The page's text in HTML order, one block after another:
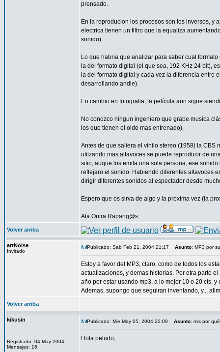
prensado.
En la reproducion los procesos son los inversos, y
electrica tienen un filtro que la equaliza
sonido).
Lo que habria que analizar para saber cual
la del formato digital (el que sea, 192 KHz 24 bit),
la del formato digital y cada vez la diferencia entre
desarrollando andie).
En cambio en fotografia, la película aun sigue
No conozco ningun ingeniero que grabe musica
los que tienen el oido mas entrenado).
Antes de que saliera el vinilo stereo (1958) la CBS
utilzando mas altavoces se puede reproducir de
sitio, auque los emita una sola persona, ese
reflejaro el sonido. Habiendo diferentes altavoces
dirigir diferentes sonidos al espectador desde
Espero que os sirva de algo y la proxima vez (la
Ata Outra Raparig@s
Volver arriba
artNoise
Invitado
Publicado: Sab Feb 21, 2004 21:17 Asunto: MP3 por
Estoy a favor del MP3, claro, como de todos los
actualizaciones, y demas historias. Por otra parte
año por estar usando mp3, a lo mejor 10 o 20 cts.
Ademas, supongo que seguiran inventando, y...
Volver arriba
kikusin
Registrado: 04 May 2004
Mensajes: 16
Publicado: Mie May 05, 2004 20:09 Asunto: mis por
Hola peludo,